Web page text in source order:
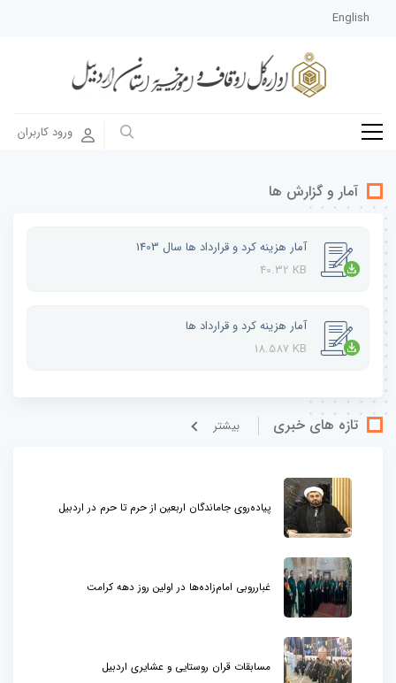
English
ورود کاربران
آمار و گزارش ها
آمار هزینه کرد و قرارداد ها سال 1403
40.32 KB
آمار هزینه کرد و قرارداد ها
18.587 KB
تازه های خبری بيشتر
پیاده‌روی جاماندگان اربعین از حرم تا حرم در اردبیل
غبارروبی امام‌زاده‌ها در اولین روز دهه کرامت
مسابقات قران روستایی و عشایری اردبیل